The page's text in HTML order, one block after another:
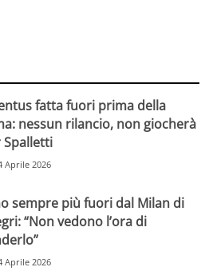
fatta fuori prima della
nessun rilancio, non giocherà
Spalletti
Aprile 2026
sempre più fuori dal Milan di
“Non vedono l’ora di
Aprile 2026